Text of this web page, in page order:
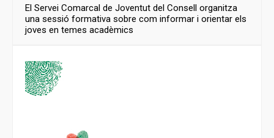
El Servei Comarcal de Joventut del Consell organitza
una sessió formativa sobre com informar i orientar els
joves en temes acadèmics